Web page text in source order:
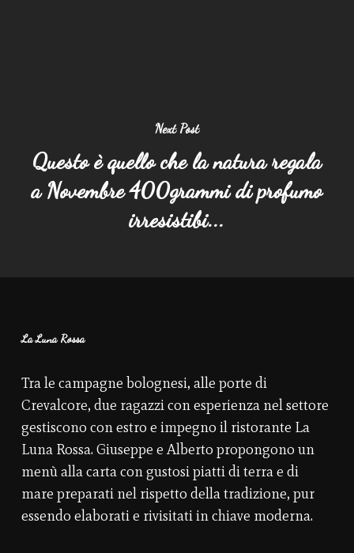
Next Post
Questo è quello che la natura regala
a Novembre 400grammi di profumo
irresistibi...
La Luna Rossa
Tra le campagne bolognesi, alle porte di
Crevalcore, due ragazzi con esperienza nel settore
gestiscono con estro e impegno il ristorante La
Luna Rossa. Giuseppe e Alberto propongono un
menù alla carta con gustosi piatti di terra e di
mare preparati nel rispetto della tradizione, pur
essendo elaborati e rivisitati in chiave moderna.